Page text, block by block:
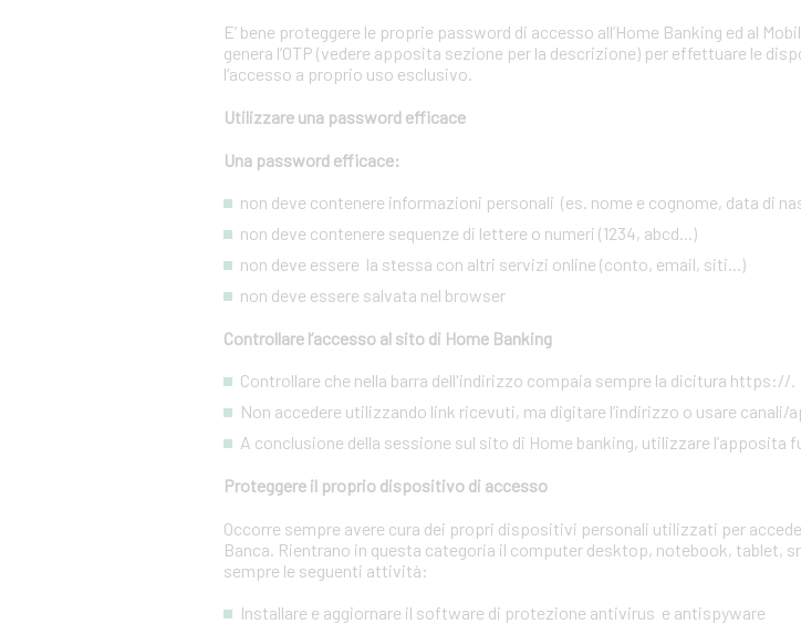
E’ bene proteggere le proprie password di accesso all’Home Banking ed al
genera l’OTP (vedere apposita sezione per la descrizione) per effettuare le
l’accesso a proprio uso esclusivo.
Utilizzare una password efficace
Una password efficace:
non deve contenere informazioni personali (es. nome e cognome, data di
non deve contenere sequenze di lettere o numeri (1234, abcd...)
non deve essere la stessa con altri servizi online (conto, email, siti...)
non deve essere salvata nel browser
Controllare l’accesso al sito di Home Banking
Controllare che nella barra dell'indirizzo compaia sempre la dicitura https://.
Non accedere utilizzando link ricevuti, ma digitare l’indirizzo o usare
A conclusione della sessione sul sito di Home banking, utilizzare l’apposita
Proteggere il proprio dispositivo di accesso
Occorre sempre avere cura dei propri dispositivi personali utilizzati per
Banca. Rientrano in questa categoria il computer desktop, notebook, tablet,
sempre le seguenti attività:
Installare e aggiornare il software di protezione antivirus e antispyware